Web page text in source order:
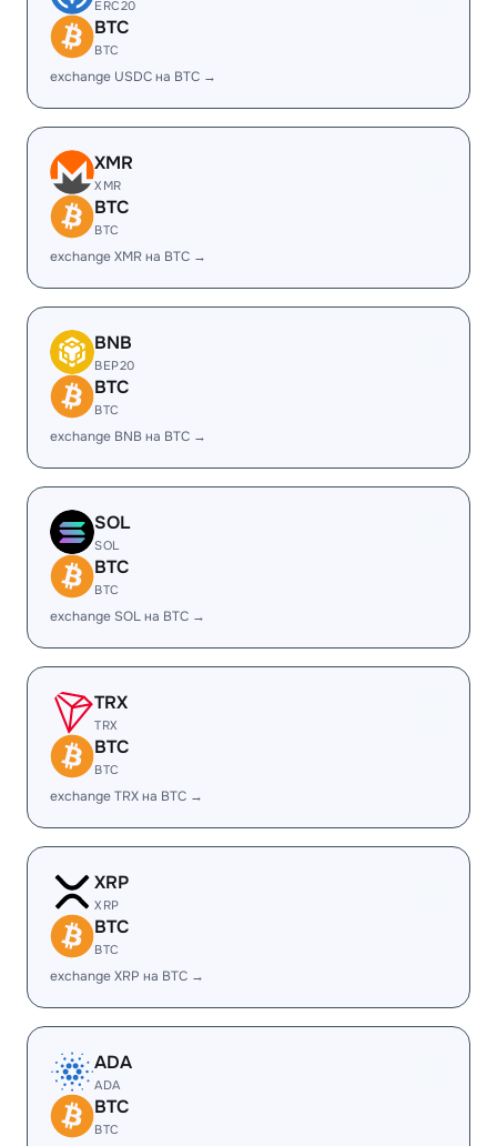
ERC20
BTC
BTC
exchange USDC на BTC →
XMR
XMR
BTC
BTC
exchange XMR на BTC →
BNB
BEP20
BTC
BTC
exchange BNB на BTC →
SOL
SOL
BTC
BTC
exchange SOL на BTC →
TRX
TRX
BTC
BTC
exchange TRX на BTC →
XRP
XRP
BTC
BTC
exchange XRP на BTC →
ADA
ADA
BTC
BTC